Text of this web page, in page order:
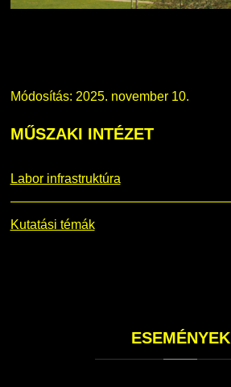
Módosítás: 2025. november 10.
MŰSZAKI INTÉZET
Labor infrastruktúra
Kutatási témák
ESEMÉNYEK